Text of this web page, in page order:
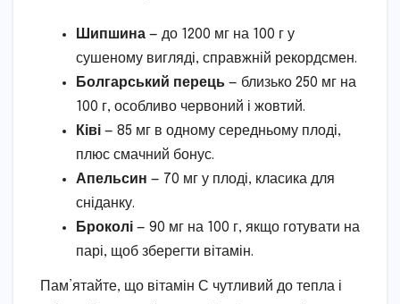
Шипшина — до 1200 мг на 100 г у
сушеному вигляді, справжній рекордсмен.
Болгарський перець — близько 250 мг на
100 г, особливо червоний і жовтий.
Ківі — 85 мг в одному середньому плоді,
плюс смачний бонус.
Апельсин — 70 мг у плоді, класика для
сніданку.
Броколі — 90 мг на 100 г, якщо готувати на
парі, щоб зберегти вітамін.
Пам’ятайте, що вітамін С чутливий до тепла і